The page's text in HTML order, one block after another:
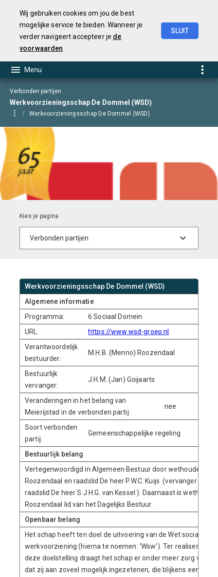
Wij gebruiken cookies om jou de best
mogelijke service te bieden. Wanneer je
verder navigeert accepteer je de
voorwaarden
SLUIT
Verbonden partijen
Werkvoorzieningsschap De Dommel (WSD)
Werkvoorzieningsschap De Dommel (WSD)
Werkvoorzieningsschap De Dommel (WSD)
Algemene informatie
Programma:
6 Sociaal Domein
URL:
https://www.wsd-groep.nl
Verantwoordelijk
bestuurder:
M.H.B. (Menno) Roozendaal
Bestuurlijk
vervanger:
J.H.M. (Jan) Goijaarts
Veranderingen in het belang van
Meierijstad in de verbonden partij:
nee
Soort verbonden
partij:
Gemeenschappelijke regeling
Bestuurlijk belang
Vertegenwoordigd in Algemeen Bestuur door wethouder
Roozendaal en raadslid De heer P.W.C. Kuijs (vervanger
raadslid De heer S.J.H.G. van Kessel ). Daarnaast is wethouder
Roozendaal lid van het Dagelijks Bestuur.
Openbaar belang
Het schap heeft ten doel de uitvoering van de Wet sociale
werkvoorziening (hierna te noemen: ‘Wsw’). Ter realisering
deze doelstelling draagt het schap er onder meer zorg voor
dat zij aan zoveel mogelijk ingezetenen, die blijkens een